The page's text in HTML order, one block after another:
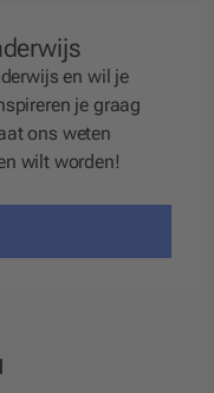
en wil je
je graag
ons weten
wilt worden!